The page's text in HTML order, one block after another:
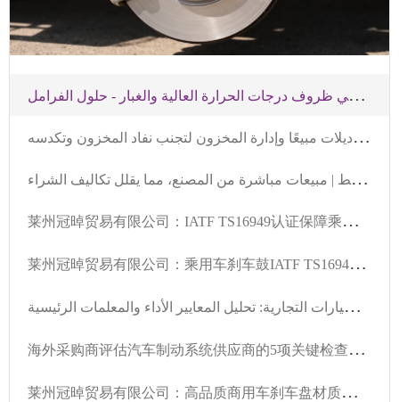
ت
قنيات صيانة أقراص الفرامل لفريق الشرق الأوسط للسباقات | معايير الصيانة والاستبدال في ظروف درجات الحرارة العالية والغبار - حلول الفرامل
د
ليل تخزين أقراص الفرامل في ورش إصلاح السيارات الأوروبية: توافق أفضل الموديلات مبيعًا وإدارة المخزون لتجنب نفاد المخزون وتكدسه
ب
يع أقراص الفرامل بالجملة في الشرق الأوسط | مبيعات مباشرة من المصنع، مما يقلل تكاليف الشراء
莱
州冠晫贸易有限公司：IATF TS16949认证保障乘用车刹车鼓全球市场准入
莱
州冠晫贸易有限公司：乘用车刹车鼓IATF TS16949认证全流程质量控制要点解析
د
ليل كامل لاختيار ديسكات الفرامل للسيارات الشخصية والسيارات التجارية: تحليل المعايير الأداء والمعلمات الرئيسية -莱州冠晫贸易有限公司
海
外采购商评估汽车制动系统供应商的5项关键检查清单
莱
州冠晫贸易有限公司：高品质商用车刹车盘材质选择决定制动安全性能